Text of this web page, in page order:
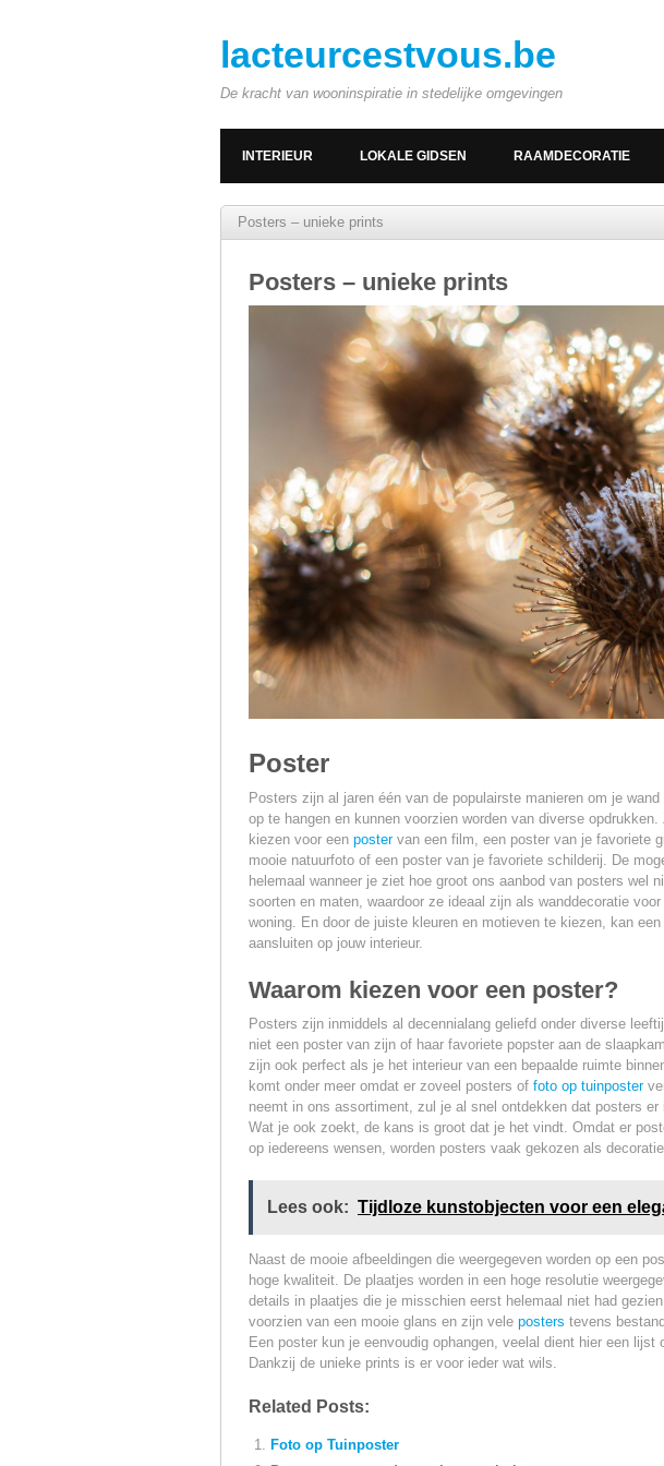
lacteurcestvous.be
De kracht van wooninspiratie in stedelijke omgevingen
INTERIEUR LOKALE GIDSEN RAAMDECORATIE
Posters – unieke prints
Posters – unieke prints
Poster
Posters zijn al jaren één van de populairste manieren om je
op te hangen en kunnen voorzien worden van diverse
kiezen voor een postervan een film, een poster van je favoriete
mooie natuurfoto of een poster van je favoriete schilderij. De
helemaal wanneer je ziet hoe groot ons aanbod van posters wel
soorten en maten, waardoor ze ideaal zijn als wanddecoratie
woning. En door de juiste kleuren en motieven te kiezen, kan
aansluiten op jouw interieur.
Waarom kiezen voor een poster?
Posters zijn inmiddels al decennialang geliefd onder diverse
niet een poster van zijn of haar favoriete popster aan de
zijn ook perfect als je het interieur van een bepaalde ruimte
komt onder meer omdat er zoveel posters of foto op tuinposter
neemt in ons assortiment, zul je al snel ontdekken dat posters er
Wat je ook zoekt, de kans is groot dat je het vindt. Omdat er
op iedereens wensen, worden posters vaak gekozen als
Lees ook: Tijdloze kunstobjecten voor een
Naast de mooie afbeeldingen die weergegeven worden op een
hoge kwaliteit. De plaatjes worden in een hoge resolutie
details in plaatjes die je misschien eerst helemaal niet had
voorzien van een mooie glans en zijn vele posters tevens
Een poster kun je eenvoudig ophangen, veelal dient hier een lijst
Dankzij de unieke prints is er voor ieder wat wils.
Related Posts:
Foto op Tuinposter